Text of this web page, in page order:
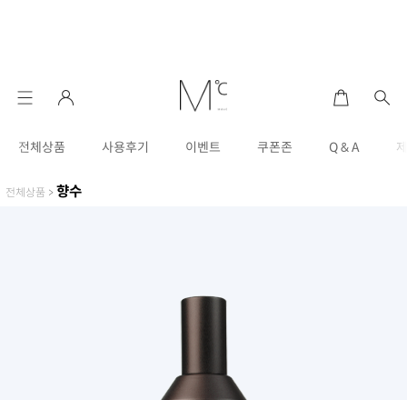
전체상품 사용후기 이벤트 쿠폰존 Q & A
전체상품 > 향수